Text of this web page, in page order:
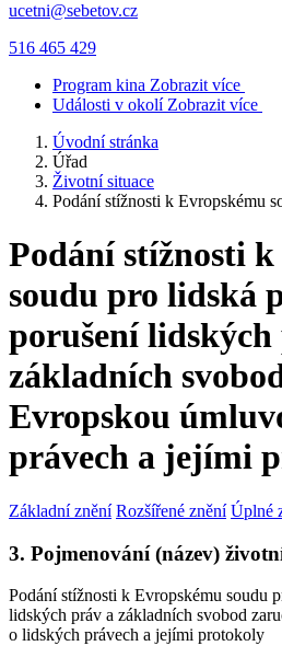
ucetni@sebetov.cz
516 465 429
Program kina Zobrazit více
Události v okolí Zobrazit více
Úvodní stránka
Úřad
Životní situace
Podání stížnosti k Evropskému
Podání stížnosti
soudu pro lidská
porušení lidských
základních
Evropskou
právech a jejími
Základní znění Rozšířené znění Úplné
3. Pojmenování (název)
Podání stížnosti k Evropskému soudu
lidských práv a základních svobod
o lidských právech a jejími protokoly